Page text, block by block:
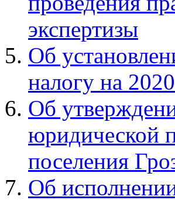
экспертизы
Об
налогу на
Об
юридической
поселения
Об